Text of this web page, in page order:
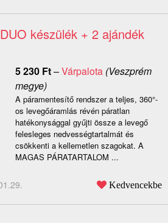
készülék + 2 ajándék
5 230 Ft–Várpalota(Veszprém
megye)
A páramentesítő rendszer a teljes, 360°-
os levegőáramlás révén páratlan
hatékonysággal gyűjti össze a levegő
felesleges nedvességtartalmát és
csökkenti a kellemetlen szagokat. A
MAGAS PÁRATARTALOM ...
Kedvencekbe